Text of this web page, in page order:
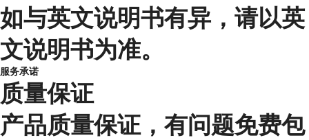
如与英文说明书有异，请以英
文说明书为准。
服务承诺
质量保证
产品质量保证，有问题免费包